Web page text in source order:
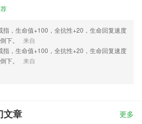
指，生命值+100，全抗性+20，生命回复速度
下。
来自
指，生命值+100，全抗性+20，生命回复速度
下。
来自
文章 更多